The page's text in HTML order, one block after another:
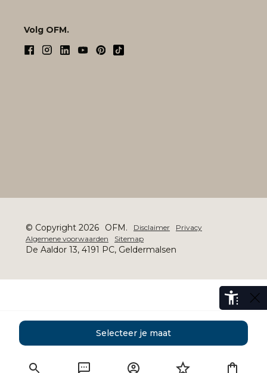
Selecteer je maat
Volg OFM.
© Copyright 2026 OFM. Disclaimer
Privacy
Algemene voorwaarden
Sitemap
De Aaldor 13, 4191 PC, Geldermalsen